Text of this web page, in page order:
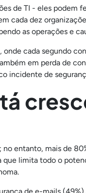
de TI - eles podem
cada dez
as operações e
cada segundo
em perda de
incidente de
entanto, mais de
limita todo o